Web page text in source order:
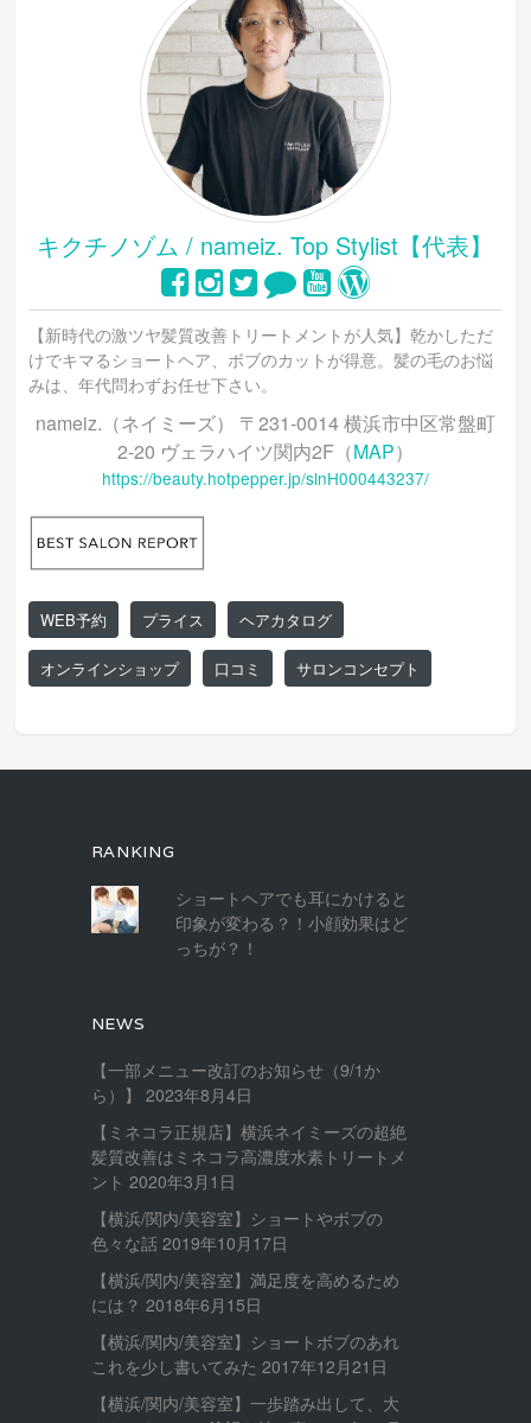
キクチノゾム / nameiz. Top Stylist【代表】
【新時代の激ツヤ髪質改善トリートメントが人気】乾かしただ
けでキマるショートヘア、ボブのカットが得意。髪の毛のお悩
みは、年代問わずお任せ下さい。
nameiz.（ネイミーズ） 〒231-0014 横浜市中区常盤町
2-20 ヴェラハイツ関内2F（MAP）
https://beauty.hotpepper.jp/slnH000443237/
WEB予約 プライス ヘアカタログ
オンラインショップ 口コミ サロンコンセプト
RANKING
ショートヘアでも耳にかけると
印象が変わる？！小顔効果はど
っちが？！
NEWS
【一部メニュー改訂のお知らせ（9/1か
ら）】
2023年8月4日
【ミネコラ正規店】横浜ネイミーズの超絶
髪質改善はミネコラ高濃度水素トリートメ
ント 2020年3月1日
【横浜/関内/美容室】ショートやボブの
色々な話 2019年10月17日
【横浜/関内/美容室】満足度を高めるため
には？ 2018年6月15日
【横浜/関内/美容室】ショートボブのあれ
これを少し書いてみた 2017年12月21日
【横浜/関内/美容室】一歩踏み出して、大